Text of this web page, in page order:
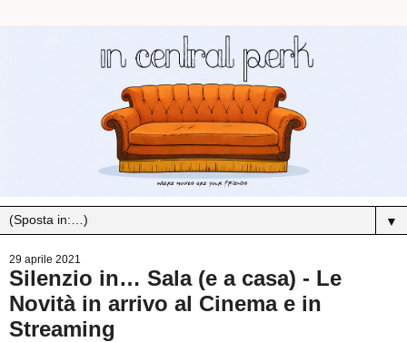
▼
29 aprile 2021
Silenzio in… Sala (e a casa) - Le
Novità in arrivo al Cinema e in
Streaming